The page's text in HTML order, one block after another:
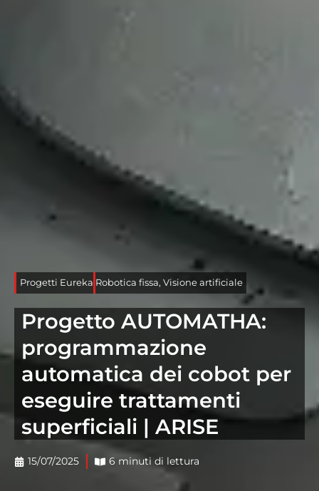
Progetti Eureka Robotica fissa, Visione artificiale
Progetto AUTOMATHA:
programmazione
automatica dei cobot per
eseguire trattamenti
superficiali | ARISE
15/07/2025 6 minuti di lettura